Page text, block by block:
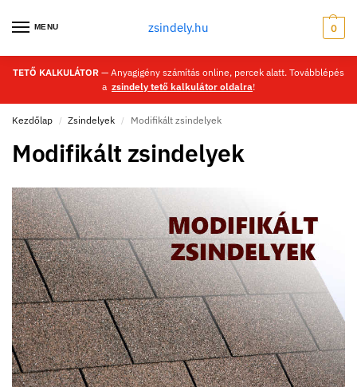
MENU zsindely.hu 0
TETŐ KALKULÁTOR — Anyagigény számítás online, percek alatt. Továbblépés
a zsindely tető kalkulátor oldalra!
Kezdőlap / Zsindelyek / Modifikált zsindelyek
Modifikált zsindelyek